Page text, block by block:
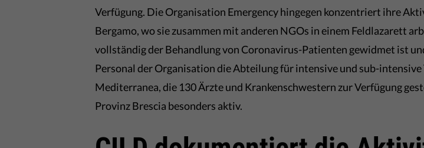
Verfügung. Die Organisation Emergency hingegen konzentriert ihre
Bergamo, wo sie zusammen mit anderen NGOs in einem Feldlazarett
vollständig der Behandlung von Coronavirus-Patienten gewidmet ist
Personal der Organisation die Abteilung für intensive und sub-
Mediterranea, die 130 Ärzte und Krankenschwestern zur Verfügung
Provinz Brescia besonders aktiv.